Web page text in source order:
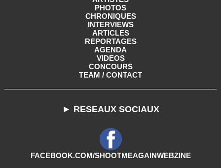
PHOTOS
CHRONIQUES
INTERVIEWS
ARTICLES
REPORTAGES
AGENDA
VIDEOS
CONCOURS
TEAM / CONTACT
► RESEAUX SOCIAUX
FACEBOOK.COM/SHOOTMEAGAINWEBZINE